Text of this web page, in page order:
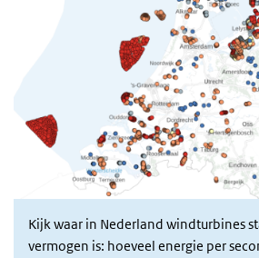
Kijk waar in Nederland windturbines
vermogen is: hoeveel energie per